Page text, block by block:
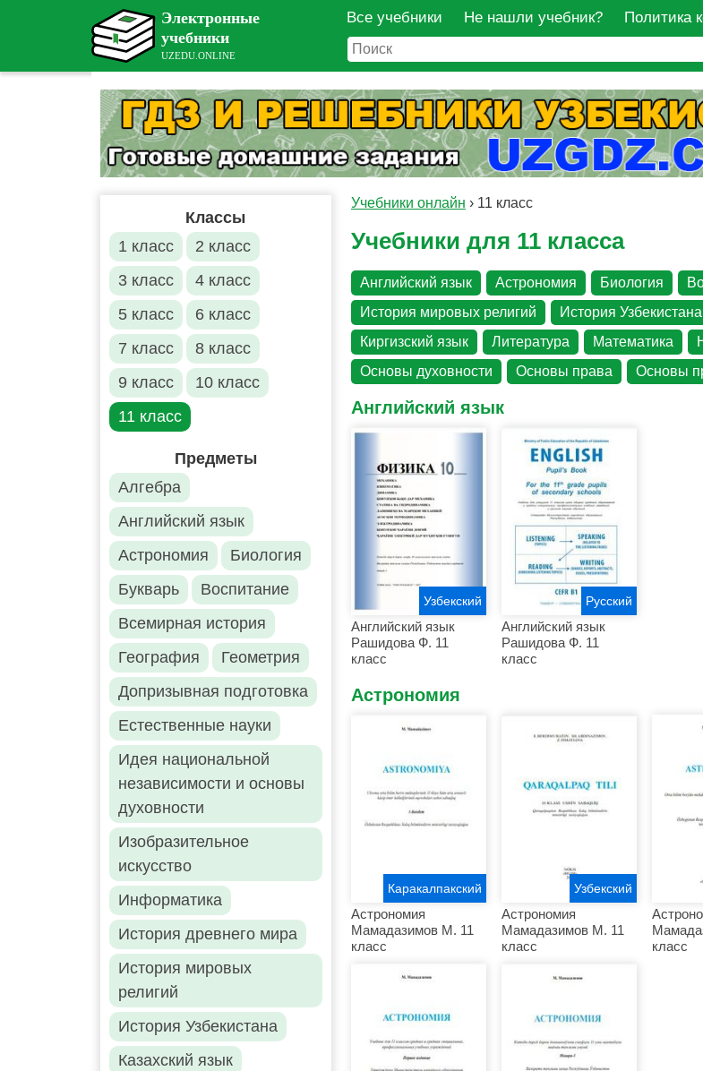
Все учебники Не нашли учебник? Политика
Классы
1 класс
2 класс
3 класс
4 класс
5 класс
6 класс
7 класс
8 класс
9 класс
10 класс
11 класс
Предметы
Алгебра
Английский язык
Астрономия
Биология
Букварь
Воспитание
Всемирная история
География
Геометрия
Допризывная подготовка
Естественные науки
Идея национальной
независимости и основы
духовности
Изобразительное
искусство
Информатика
История древнего мира
История мировых
религий
История Узбекистана
Казахский язык
Учебники онлайн › 11 класс
Учебники для 11 класса
Английский язык Астрономия Биология
История мировых религий
История Узбекистана
Киргизский язык
Литература Математика
Основы духовности
Основы права Основы
Английский язык
Английский язык
Рашидова Ф. 11
класс
Узбекский
Английский язык
Рашидова Ф. 11
класс
Русский
Астрономия
Астрономия
Мамадазимов М. 11
класс
Каракалпакский
Астрономия
Мамадазимов М. 11
класс
Узбекский
класс